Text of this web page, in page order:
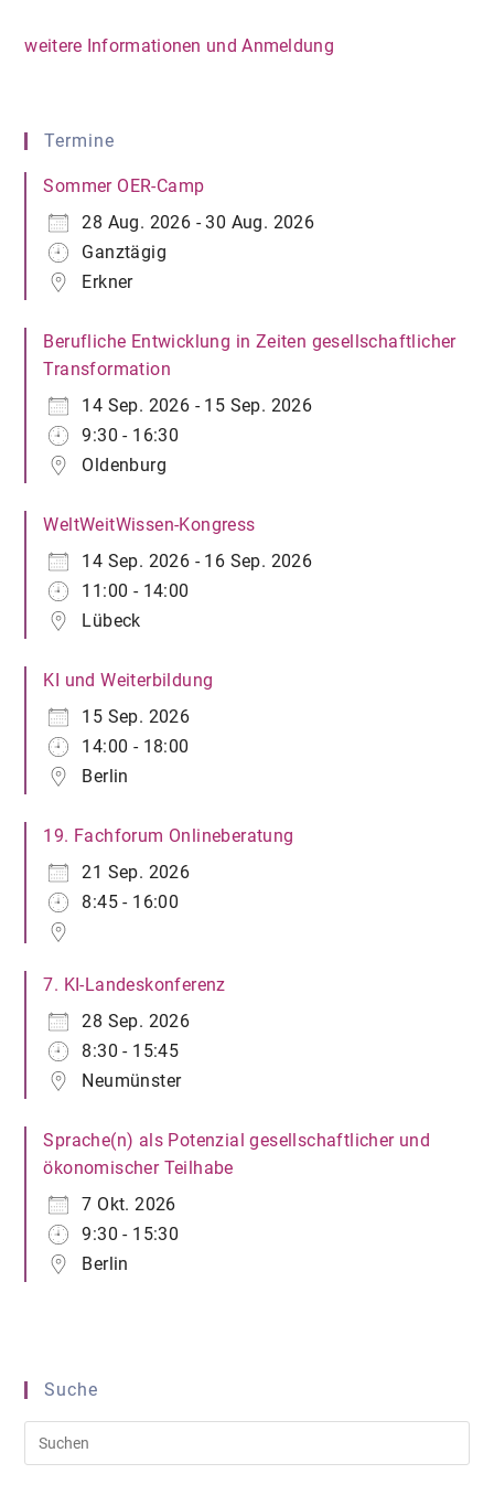
weitere Informationen und Anmeldung
Termine
Sommer OER-Camp
28 Aug. 2026 - 30 Aug. 2026
Ganztägig
Erkner
Berufliche Entwicklung in Zeiten gesellschaftlicher
Transformation
14 Sep. 2026 - 15 Sep. 2026
9:30 - 16:30
Oldenburg
WeltWeitWissen-Kongress
14 Sep. 2026 - 16 Sep. 2026
11:00 - 14:00
Lübeck
KI und Weiterbildung
15 Sep. 2026
14:00 - 18:00
Berlin
19. Fachforum Onlineberatung
21 Sep. 2026
8:45 - 16:00
7. KI-Landeskonferenz
28 Sep. 2026
8:30 - 15:45
Neumünster
Sprache(n) als Potenzial gesellschaftlicher und
ökonomischer Teilhabe
7 Okt. 2026
9:30 - 15:30
Berlin
Suche